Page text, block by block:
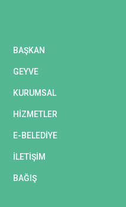
BAŞKAN
GEYVE
KURUMSAL
HİZMETLER
E-BELEDİYE
İLETİŞİM
BAĞIŞ